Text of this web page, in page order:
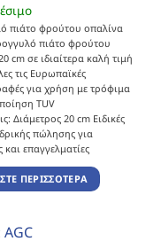
πιάτο φρούτου οπαλίνα
πιάτο φρούτου
cm σε ιδιαίτερα καλή τιμή
τις Ευρωπαϊκές
για χρήση με τρόφιμα
TUV
Διάμετρος 20 cm Ειδικές
πώλησης για
επαγγελματίες
ΠΕΡΙΣΣΌΤΕΡΑ
AGC